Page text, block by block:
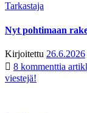
Tarkastaja
Nyt pohtimaan
Kirjoitettu 26.6.2026
8 kommenttia
viestejä!